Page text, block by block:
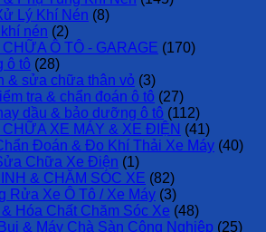
Lý Khí Nén (8)
nén (2)
Ô TÔ - GARAGE (170)
ô tô (28)
& sửa chữa thân vỏ (3)
tra & chẩn đoán ô tô (27)
dầu & bảo dưỡng ô tô (112)
XE MÁY & XE ĐIỆN (41)
Đoán & Đo Khí Thải Xe Máy (40)
Chữa Xe Điện (1)
& CHĂM SÓC XE (82)
Rửa Xe Ô Tô / Xe Máy (3)
Hóa Chất Chăm Sóc Xe (48)
& Máy Chà Sàn Công Nghiệp (25)